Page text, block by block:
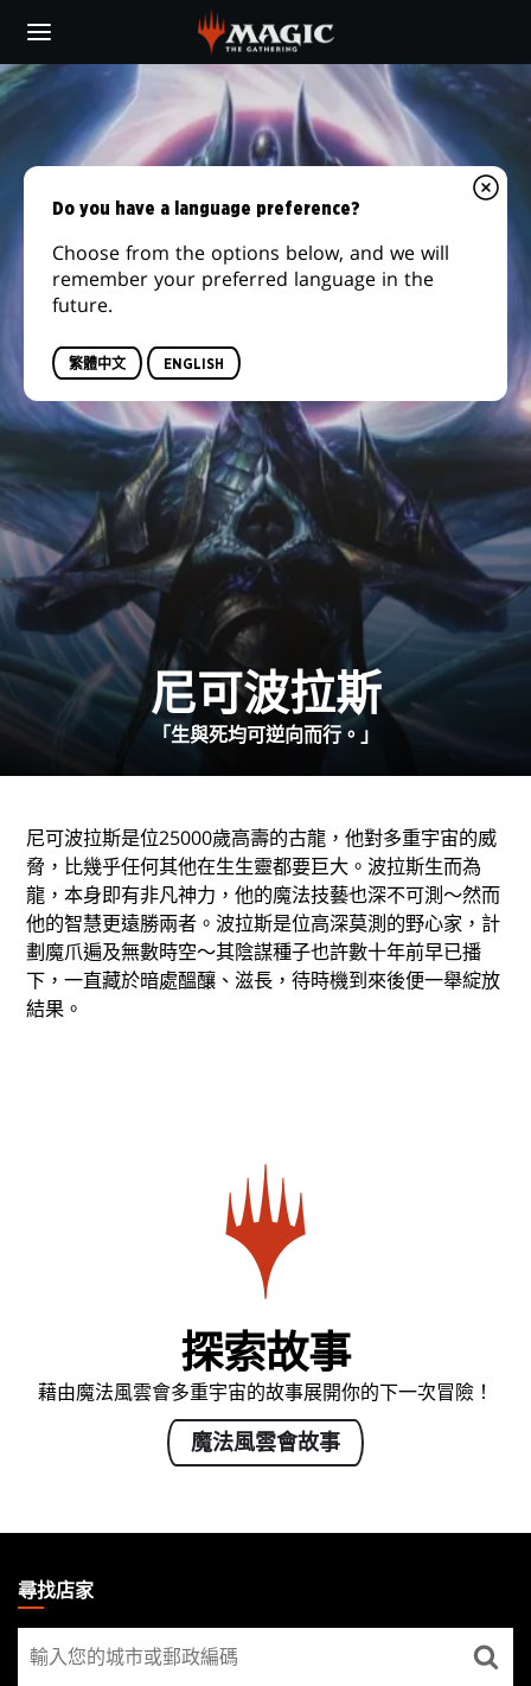
main
content
尼可波拉斯
「生與死均可逆向而行。」
尼可波拉斯是位25000歲高壽的古龍，他對多重宇宙的威
脅，比幾乎任何其他在生生靈都要巨大。波拉斯生而為
龍，本身即有非凡神力，他的魔法技藝也深不可測～然而
他的智慧更遠勝兩者。波拉斯是位高深莫測的野心家，計
劃魔爪遍及無數時空～其陰謀種子也許數十年前早已播
下，一直藏於暗處醞釀、滋長，待時機到來後便一舉綻放
結果。
探索故事
藉由魔法風雲會多重宇宙的故事展開你的下一次冒險！
魔法風雲會故事
THE
GATHERING
FOOTER
尋找店家
尋
找
Do you have a language preference?
Choose from the options below, and we will
remember your preferred language in the
future.
繁體中文 ENGLISH